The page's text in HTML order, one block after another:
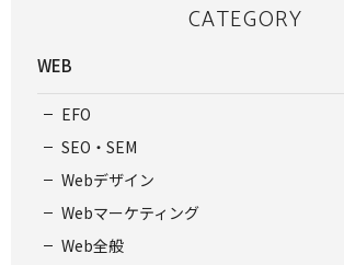
CATEGORY
WEB
EFO
SEO・SEM
Webデザイン
Webマーケティング
Web全般